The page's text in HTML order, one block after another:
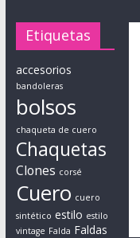
a
m
b
r
e
s
y
m
u
j
Etiquetas
accesorios
bandoleras
bolsos
chaqueta de cuero
Chaquetas
Clones corsé
Cuero cuero
sintético estilo estilo
vintage Falda Faldas